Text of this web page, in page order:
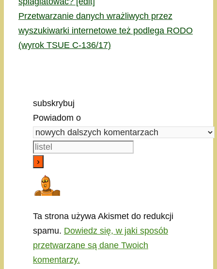
Przetwarzanie danych wrażliwych przez
wyszukiwarki internetowe też podlega RODO
(wyrok TSUE C-136/17)
subskrybuj
Powiadom o
Ta strona używa Akismet do redukcji
spamu. Dowiedz się, w jaki sposób
przetwarzane są dane Twoich
komentarzy.